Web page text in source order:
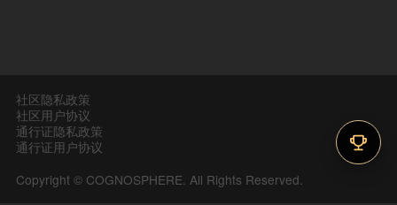
社区隐私政策
社区用户协议
通行证隐私政策
通行证用户协议
Copyright © COGNOSPHERE. All Rights Reserved.